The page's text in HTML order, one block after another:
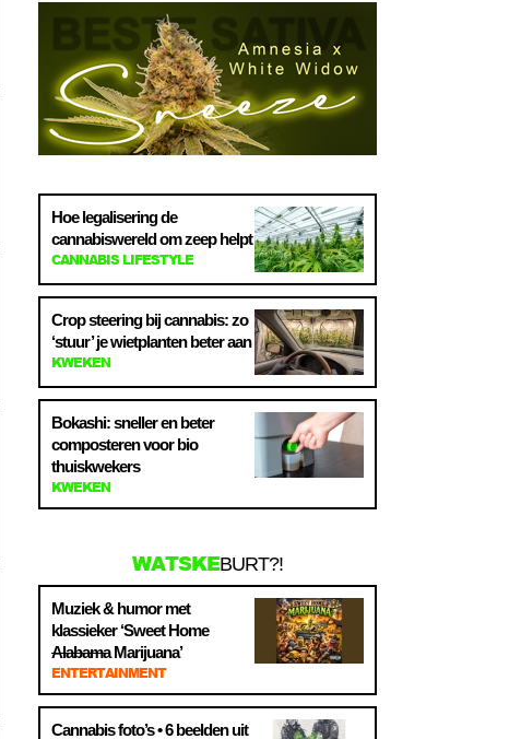
Hoe legalisering de
cannabiswereld om zeep helpt
CANNABIS LIFESTYLE
Crop steering bij cannabis: zo
‘stuur’ je wietplanten beter aan
KWEKEN
Bokashi: sneller en beter
composteren voor bio
thuiskwekers
KWEKEN
WATSKEBURT?!
Muziek & humor met
klassieker ‘Sweet Home
AlabamaMarijuana’
ENTERTAINMENT
Cannabis foto’s • 6 beelden uit